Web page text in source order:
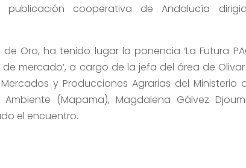
publicación cooperativa de Andalucía
Oro, ha tenido lugar la ponencia ‘La Futura
mercado’, a cargo de la jefa del área de
y Producciones Agrarias del Ministerio
(Mapama), Magdalena Gálvez
el encuentro.